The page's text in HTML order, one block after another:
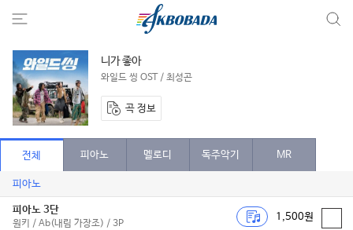
니가 좋아
와일드 씽 OST / 최성곤
곡 정보
전체 피아노 멜로디 독주악기 MR
피아노
피아노 3단
원키 / Ab(내림 가장조) / 3P
1,500원